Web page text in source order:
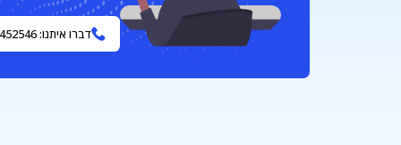
דברו איתנו: 077-5452546